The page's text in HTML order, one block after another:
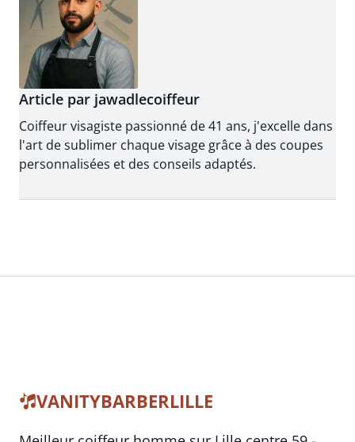
Article par jawadlecoiffeur
Coiffeur visagiste passionné de 41 ans, j'excelle dans
l'art de sublimer chaque visage grâce à des coupes
personnalisées et des conseils adaptés.
VANITYBARBERLILLE